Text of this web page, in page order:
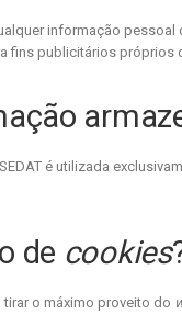
informação
fins publicitários próprios
é utilizada
de cookies
o máximo proveito do